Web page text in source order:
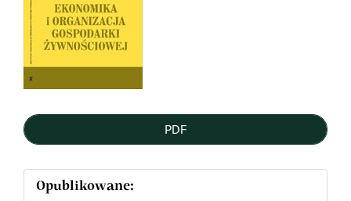
PDF
Opublikowane: